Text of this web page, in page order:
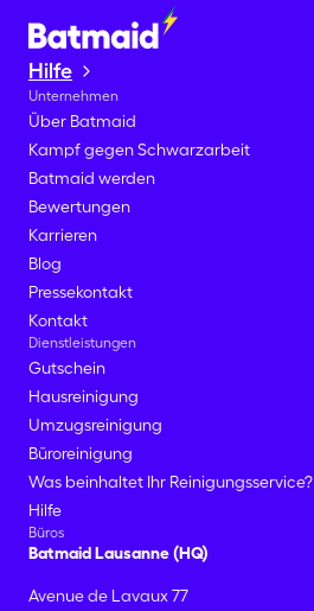
Hilfe
Unternehmen
Über Batmaid
Kampf gegen Schwarzarbeit
Batmaid werden
Bewertungen
Karrieren
Blog
Pressekontakt
Kontakt
Dienstleistungen
Gutschein
Hausreinigung
Umzugsreinigung
Büroreinigung
Was beinhaltet Ihr Reinigungsservice?
Hilfe
Büros
Batmaid Lausanne (HQ)
Avenue de Lavaux 77